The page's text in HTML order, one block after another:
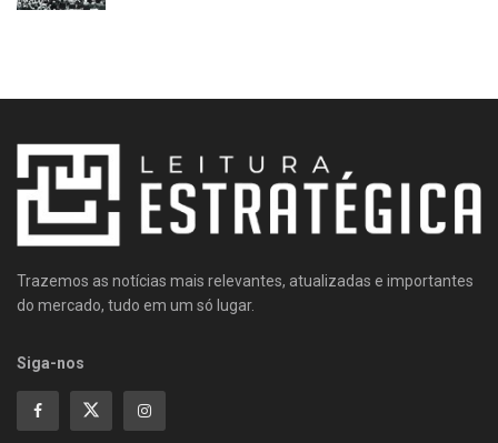
Trazemos as notícias mais relevantes, atualizadas e importantes
do mercado, tudo em um só lugar.
Siga-nos